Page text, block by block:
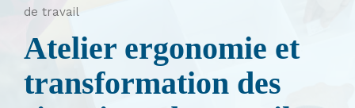
de travail
Atelier ergonomie et
transformation des